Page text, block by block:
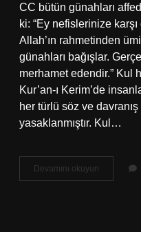
CC bütün günahları
ki: “Ey nefislerinize karşı
Allah’ın rahmetinden
günahları bağışlar.
merhamet edendir.” Kul
Kur’an-ı Kerim’de
her türlü söz ve
yasaklanmıştır. Kul…
Devamını okuyun
Kul